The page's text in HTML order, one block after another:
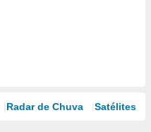
Radar de Chuva Satélites